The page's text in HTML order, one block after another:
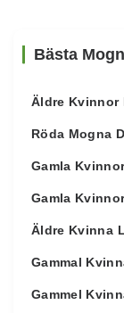
Bästa
Äldre Kvinnor
Röda Mogna
Gamla
Gamla
Äldre Kvinna
Gammal
Gammel